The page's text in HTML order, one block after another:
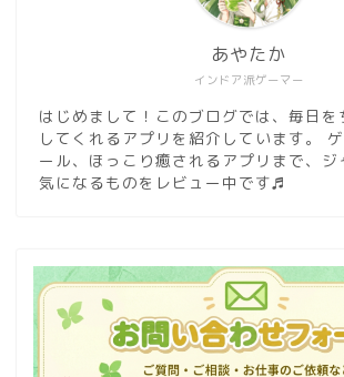
インドア派ゲーマー
あやたか
はじめまして！このブログでは、毎日を
してくれるアプリを紹介しています。
ール、ほっこり癒されるアプリまで、ジ
気になるものをレビュー中です♬